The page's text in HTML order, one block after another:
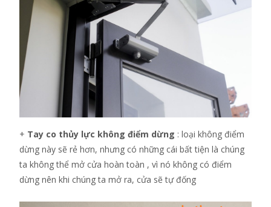
+ Tay co thủy lực không điểm dừng : loại không điểm
dừng này sẽ rẻ hơn, nhưng có những cái bất tiện là chúng
ta không thể mở cửa hoàn toàn , vì nó không có điểm
dừng nên khi chúng ta mở ra, cửa sẽ tự đống